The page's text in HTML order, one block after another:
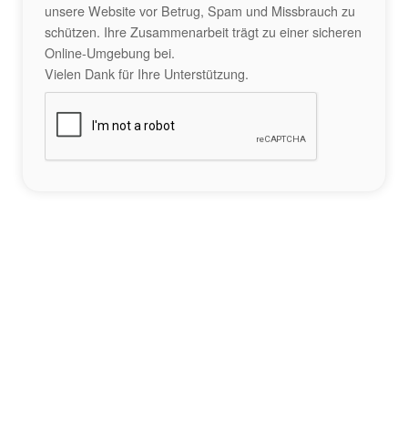
unsere Website vor Betrug, Spam und Missbrauch zu
schützen. Ihre Zusammenarbeit trägt zu einer sicheren
Online-Umgebung bei.
Vielen Dank für Ihre Unterstützung.